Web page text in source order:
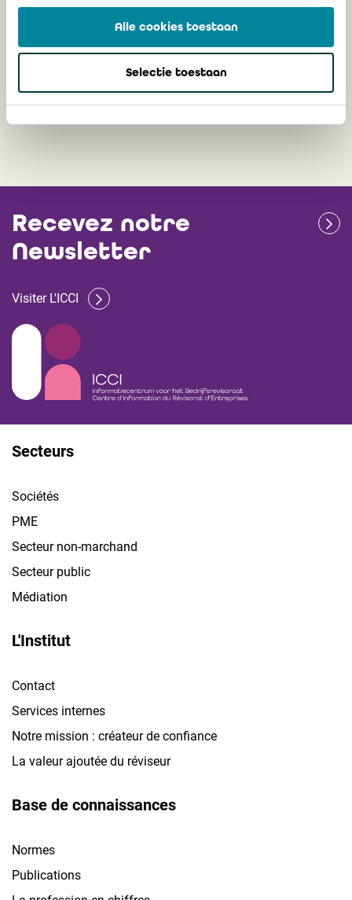
Alle cookies toestaan
Selectie toestaan
et l’IRE ont élaboré un rapport sur les
4 mars 2022
Recevez notre
Newsletter
Visiter L'ICCI
Secteurs
Sociétés
PME
Secteur non-marchand
Secteur public
Médiation
L'Institut
Contact
Services internes
Notre mission : créateur de confiance
La valeur ajoutée du réviseur
Base de connaissances
Normes
Publications